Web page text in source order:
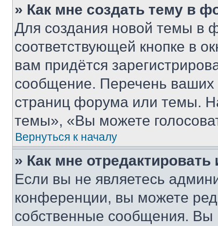
» Как мне создать тему в
Для создания новой темы в
соответствующей кнопке в
вам придётся
сообщение. Перечень ваших
страниц форума или темы.
темы», «Вы можете
Вернуться к началу
» Как мне
Если вы не являетесь
конференции, вы можете
собственные сообщения. Вы